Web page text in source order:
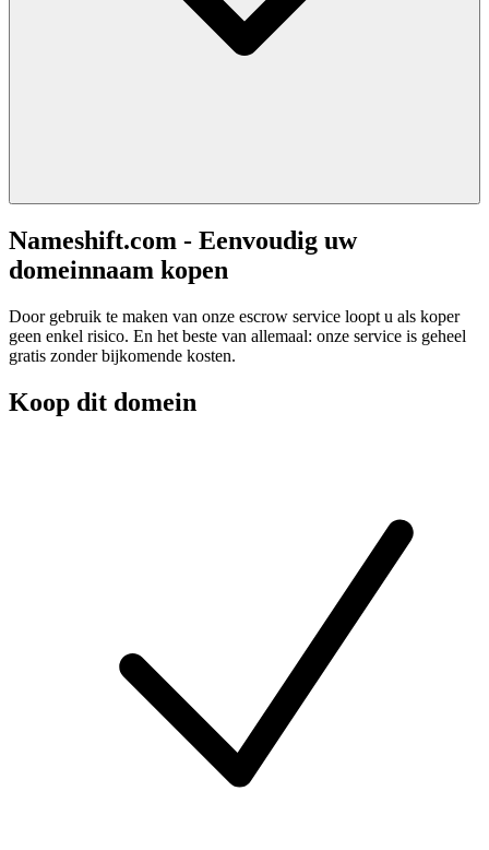
Nameshift.com - Eenvoudig uw
domeinnaam kopen
Door gebruik te maken van onze escrow service loopt u als koper
geen enkel risico. En het beste van allemaal: onze service is geheel
gratis zonder bijkomende kosten.
Koop dit domein